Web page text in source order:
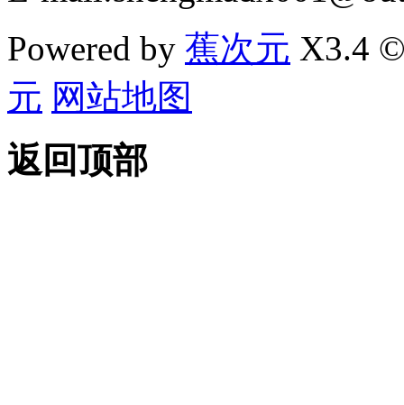
Powered by 蕉次元 X3.4
元 网站地图
返回顶部